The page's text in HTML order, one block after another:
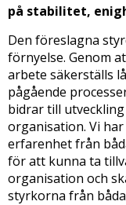
på stabilitet,
Den föreslagna
förnyelse. Genom
arbete säkerställs
pågående
bidrar till
organisation. Vi
erfarenhet från
för att kunna ta
organisation och
styrkorna från